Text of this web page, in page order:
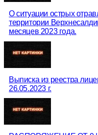
О ситуации острых
территории
месяцев 2023 года.
Выписка из реестра
26.05.2023 г.